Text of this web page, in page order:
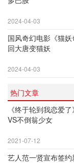
2024-04-03
国风奇幻电影《猫
回大唐变猫妖
2024-04-03
热门文章
《终于轮到我恋爱
VS不倒翁少女
2021-07-12
艺人范一贤宣布签